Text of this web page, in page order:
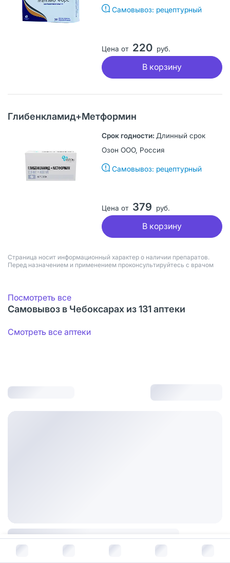
В корзину за руб.
Самовывоз: рецептурный
Цена от 220 руб.
В корзину
Глибенкламид+Метформин
Длинный срок
Озон ООО, Россия
Самовывоз: рецептурный
Цена от 379 руб.
В корзину
Страница носит информационный характер о наличии препаратов.
Перед назначением и применением проконсультируйтесь с врачом
Посмотреть все
Самовывоз в Чебоксарах из 131 аптеки
Смотреть все аптеки